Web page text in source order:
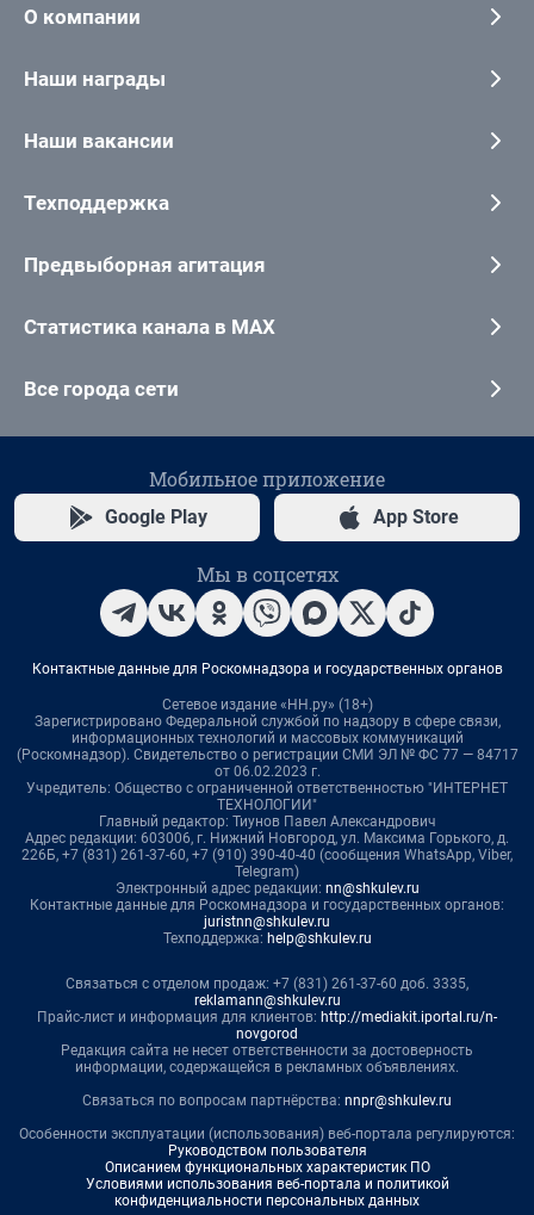
О компании
Наши награды
Наши вакансии
Техподдержка
Предвыборная агитация
Статистика канала в MAX
Все города сети
Мобильное приложение
Google Play App Store
Мы в соцсетях
Контактные данные для Роскомнадзора и государственных органов
Сетевое издание «НН.ру» (18+)
Зарегистрировано Федеральной службой по надзору в сфере связи,
информационных технологий и массовых коммуникаций
(Роскомнадзор). Свидетельство о регистрации СМИ ЭЛ № ФС 77 — 84717
от 06.02.2023 г.
Учредитель: Общество с ограниченной ответственностью "ИНТЕРНЕТ
ТЕХНОЛОГИИ"
Главный редактор: Тиунов Павел Александрович
Адрес редакции: 603006, г. Нижний Новгород, ул. Максима Горького, д.
226Б, +7 (831) 261-37-60, +7 (910) 390-40-40 (сообщения WhatsApp, Viber,
Telegram)
Электронный адрес редакции: nn@shkulev.ru
Контактные данные для Роскомнадзора и государственных органов:
juristnn@shkulev.ru
Техподдержка: help@shkulev.ru
Связаться с отделом продаж: +7 (831) 261-37-60 доб. 3335,
reklamann@shkulev.ru
Прайс-лист и информация для клиентов: http://mediakit.iportal.ru/n-
novgorod
Редакция сайта не несет ответственности за достоверность
информации, содержащейся в рекламных объявлениях.
Связаться по вопросам партнёрства: nnpr@shkulev.ru
Особенности эксплуатации (использования) веб-портала регулируются:
Руководством пользователя
Описанием функциональных характеристик ПО
Условиями использования веб-портала и политикой
конфиденциальности персональных данных